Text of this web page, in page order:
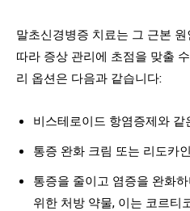
말초신경병증 치료는 그 근본
따라 증상 관리에 초점을 맞출
리 옵션은 다음과 같습니다:
비스테로이드 항염증제와 같
통증 완화 크림 또는 리도카
통증을 줄이고 염증을 완화
위한 처방 약물, 이는 코르티